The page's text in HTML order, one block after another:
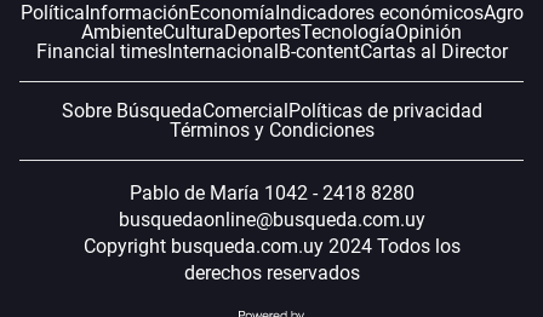
Política InformaciónEconomía Indicadores económicosAgro
AmbienteCulturaDeportesTecnologíaOpinión
Financial timesInternacional B-contentCartas al Director
Sobre BúsquedaComercial Políticas de privacidad
Términos y Condiciones
Pablo de María 1042 - 2418 8280
busquedaonline@busqueda.com.uy
Copyright busqueda.com.uy 2024 Todos los
derechos reservados